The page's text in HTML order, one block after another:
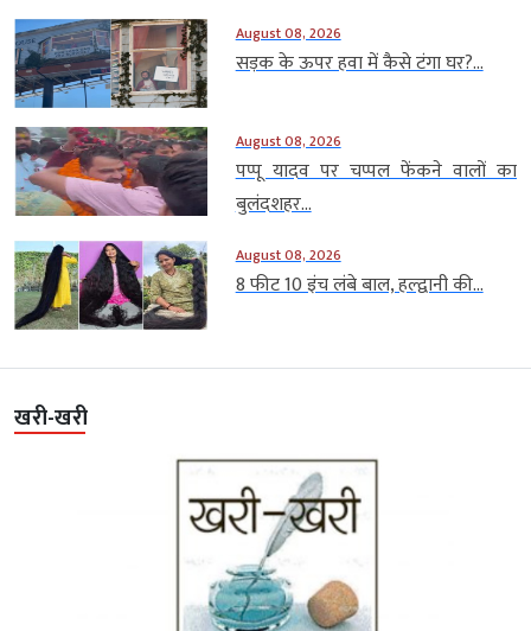
August 08, 2026
सड़क के ऊपर हवा में कैसे टंगा घर?...
August 08, 2026
पप्पू यादव पर चप्पल फेंकने वालों का
बुलंदशहर...
August 08, 2026
8 फीट 10 इंच लंबे बाल, हल्द्वानी की...
खरी-खरी